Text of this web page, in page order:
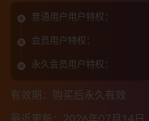
普通用户用户特权：
会员用户特权：
永久会员用户特权：
有效期：购买后永久有效